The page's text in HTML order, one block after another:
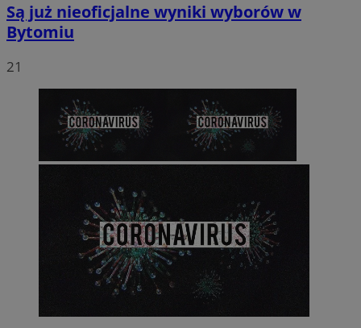
Są już nieoficjalne wyniki wyborów w
Bytomiu
21